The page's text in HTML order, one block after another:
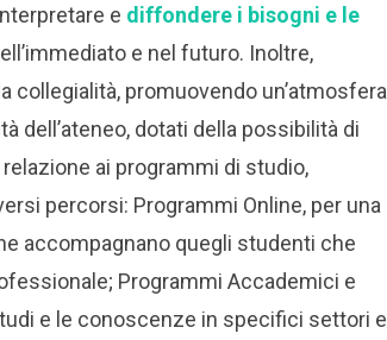
e diffondere i bisogni e le
e nel futuro. Inoltre,
collegialità, promuovendo un’atmosfera
dell’ateneo, dotati della possibilità di
ai programmi di studio,
percorsi: Programmi Online, per una
accompagnano quegli studenti che
Programmi Accademici e
e le conoscenze in specifici settori e